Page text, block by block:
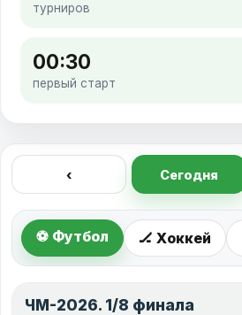
турниров
00:30
первый старт
‹ Сегодня
⚽ Футбол 🏒 Хоккей
ЧМ-2026. 1/8 финала